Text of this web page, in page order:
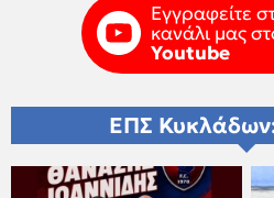
Εγγραφείτε
κανάλι μας
Youtube
ΕΠΣ